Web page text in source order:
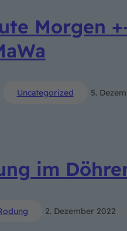
Morgen
Uncategorized 5.
im
2. Dezember 2022